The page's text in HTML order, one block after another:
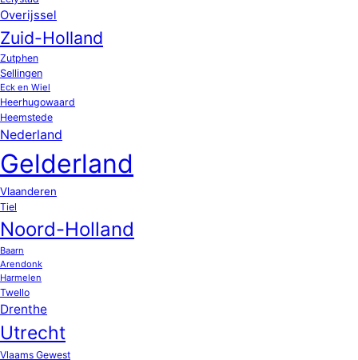
Overijssel
Zuid-Holland
Zutphen
Sellingen
Eck en Wiel
Heerhugowaard
Heemstede
Nederland
Gelderland
Vlaanderen
Tiel
Noord-Holland
Baarn
Arendonk
Harmelen
Twello
Drenthe
Utrecht
Vlaams Gewest